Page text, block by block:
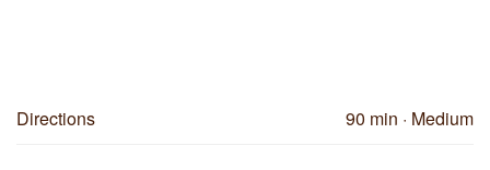
90 min · Medium
Directions